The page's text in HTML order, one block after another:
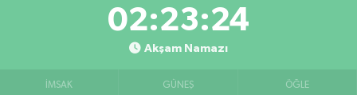
02:23:24
Akşam Namazı
İMSAK GÜNEŞ ÖĞLE